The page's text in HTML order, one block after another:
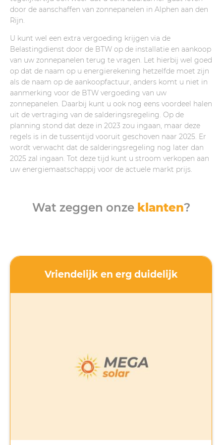
door de aanschaffen van zonnepanelen in Alphen aan den
Rijn.
U kunt wel een extra vergoeding krijgen via de
Belastingdienst door de BTW op de installatie en aankoop
van uw zonnepanelen terug te vragen. Let hierbij wel goed
op dat de naam op u energierekening hetzelfde moet zijn
als de naam op de aankoopfactuur, anders komt u niet in
aanmerking voor de BTW vergoeding van uw
zonnepanelen. Daarbij kunt u ook nog eens voordeel halen
uit de vertraging van de salderingsregeling. Op de
planning stond dat deze in 2023 zou ingaan, maar deze
regels is in de tussentijd vooruit geschoven naar 2025. Er
wordt verwacht dat de salderingsregeling nog later dan
2025 zal ingaan. Tot deze tijd kunt u stroom verkopen aan
uw energiemaatschappij voor de actuele markt prijs.
Wat zeggen onze klanten?
Vriendelijk en erg duidelijk